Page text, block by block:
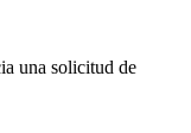
una solicitud de